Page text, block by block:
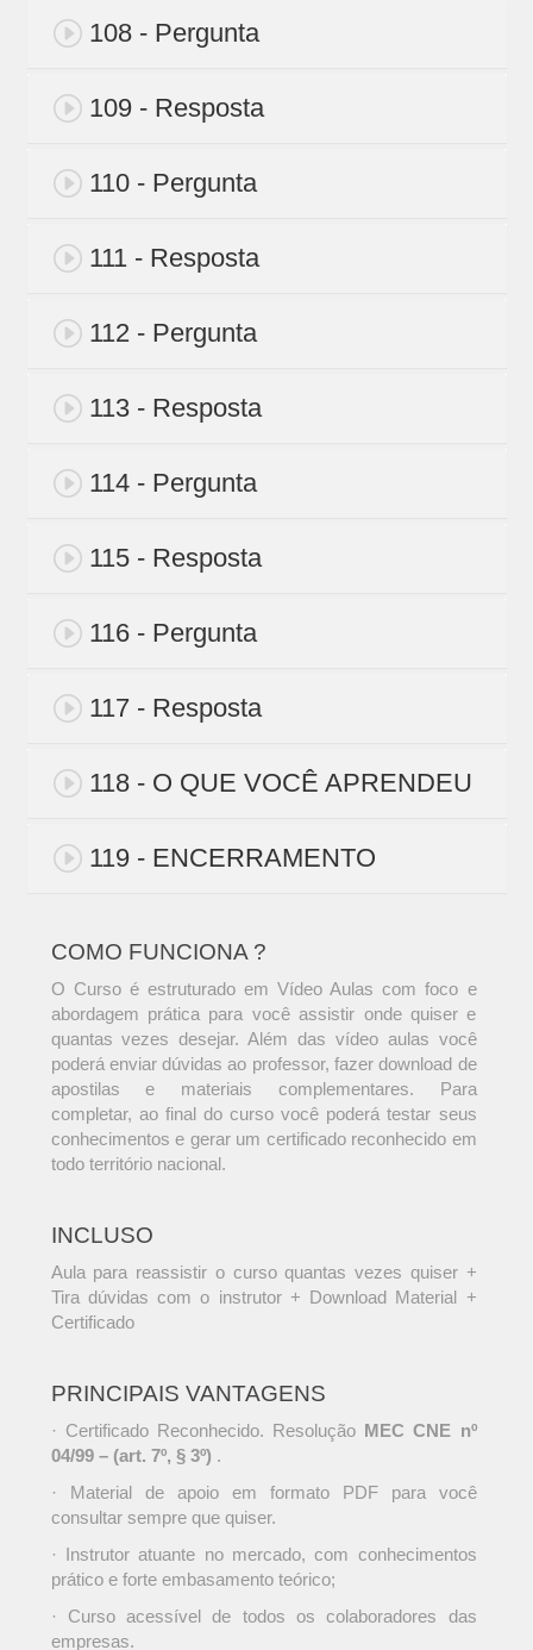
108 - Pergunta
109 - Resposta
110 - Pergunta
111 - Resposta
112 - Pergunta
113 - Resposta
114 - Pergunta
115 - Resposta
116 - Pergunta
117 - Resposta
118 - O QUE VOCÊ APRENDEU
119 - ENCERRAMENTO
COMO FUNCIONA ?
O Curso é estruturado em Vídeo Aulas com foco e
abordagem prática para você assistir onde quiser e
quantas vezes desejar. Além das vídeo aulas você
poderá enviar dúvidas ao professor, fazer download de
apostilas e materiais complementares. Para
completar, ao final do curso você poderá testar seus
conhecimentos e gerar um certificado reconhecido em
todo território nacional.
INCLUSO
Aula para reassistir o curso quantas vezes quiser +
Tira dúvidas com o instrutor + Download Material +
Certificado
PRINCIPAIS VANTAGENS
· Certificado Reconhecido. Resolução MEC CNE nº
04/99 – (art. 7º, § 3º) .
· Material de apoio em formato PDF para você
consultar sempre que quiser.
· Instrutor atuante no mercado, com conhecimentos
prático e forte embasamento teórico;
· Curso acessível de todos os colaboradores das
empresas.